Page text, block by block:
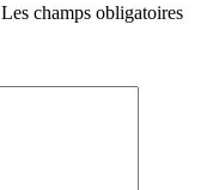
Les champs obligatoires